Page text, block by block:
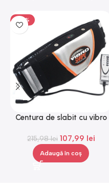
-50%
Centura de slabit cu vibro
telecomanda, negru
215,98lei 107,99 lei
Adaugă în coș